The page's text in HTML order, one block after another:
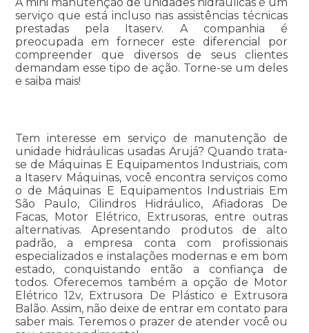
serviço que está incluso nas assistências técnicas
prestadas pela Itaserv. A companhia é
preocupada em fornecer este diferencial por
compreender que diversos de seus clientes
demandam esse tipo de ação. Torne-se um deles
e saiba mais!
Tem interesse em serviço de manutenção de
unidade hidráulicas usadas Arujá? Quando trata-
se de Máquinas E Equipamentos Industriais, com
a Itaserv Máquinas, você encontra serviços como
o de Máquinas E Equipamentos Industriais Em
São Paulo, Cilindros Hidráulico, Afiadoras De
Facas, Motor Elétrico, Extrusoras, entre outras
alternativas. Apresentando produtos de alto
padrão, a empresa conta com profissionais
especializados e instalações modernas e em bom
estado, conquistando então a confiança de
todos. Oferecemos também a opção de Motor
Elétrico 12v, Extrusora De Plástico e Extrusora
Balão. Assim, não deixe de entrar em contato para
saber mais. Teremos o prazer de atender você ou